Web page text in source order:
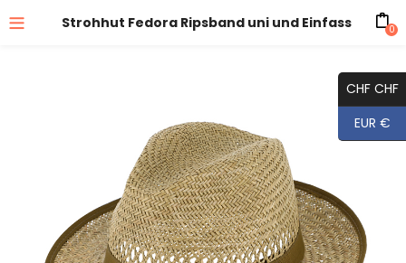
Strohhut Fedora Ripsband uni und Einfass 0
CHF CHF
EUR €